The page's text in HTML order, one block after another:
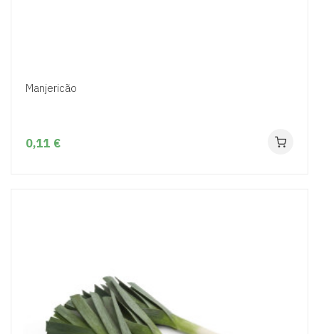
Manjericão
0,11 €